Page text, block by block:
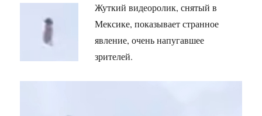
Жуткий видеоролик, снятый в
Мексике, показывает странное
явление, очень напугавшее
зрителей.